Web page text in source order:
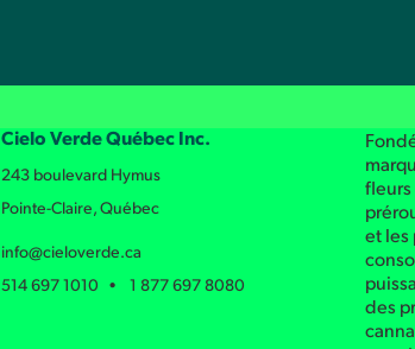
Cielo Verde Québec Inc.
243 boulevard Hymus
Pointe-Claire, Québec
info@cieloverde.ca
514 697 1010 • 1 877 697 8080
fleurs
et les
des